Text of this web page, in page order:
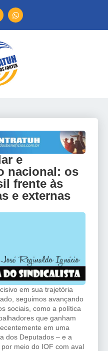
e
nacional: os
frente às
e externas
em sua trajetória
seguimos avançando
sociais, como a política
que ganham
em uma
dos Deputados – e a
meio do IOF com aval